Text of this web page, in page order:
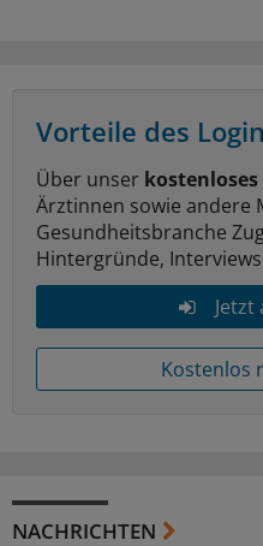
Vorteile des
Über unser kostenloses
Ärztinnen sowie andere
Gesundheitsbranche
Hintergründe,
Jetzt
Kostenlos
NACHRICHTEN